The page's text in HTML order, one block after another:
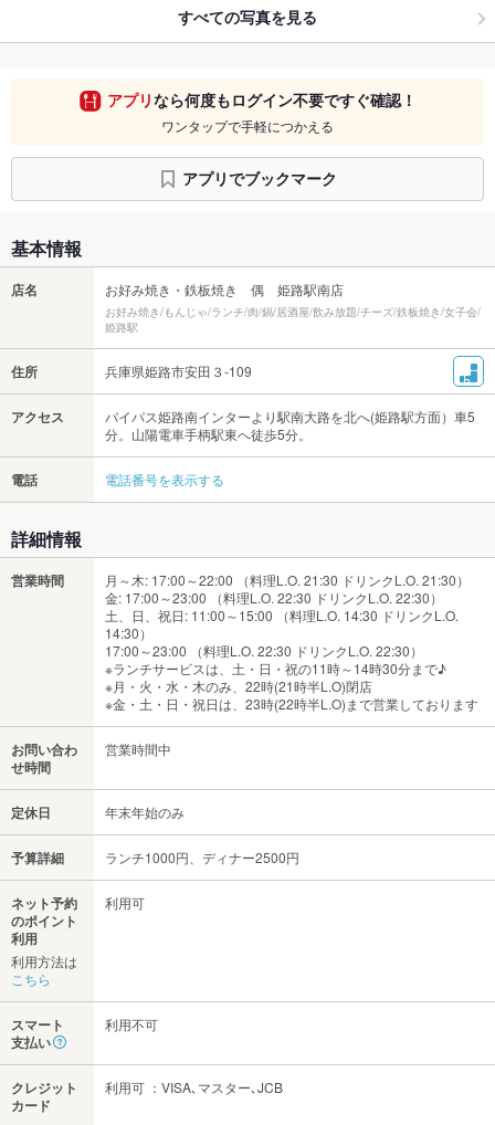
すべての写真を見る
アプリなら何度もログイン不要ですぐ確認！
ワンタップで手軽につかえる
アプリでブックマーク
基本情報
店名 お好み焼き・鉄板焼き 偶 姫路駅南店
お好み焼き/もんじゃ/ランチ/肉/鍋/居酒屋/飲み放題/チーズ/鉄板焼き/女子会/
姫路駅
住所 兵庫県姫路市安田３-109
アクセス
バイパス姫路南インターより駅南大路を北へ(姫路駅方面）車5
分。山陽電車手柄駅東へ徒歩5分。
電話 電話番号を表示する
詳細情報
営業時間
月～木: 17:00～22:00 （料理L.O. 21:30 ドリンクL.O. 21:30）
金: 17:00～23:00 （料理L.O. 22:30 ドリンクL.O. 22:30）
土、日、祝日: 11:00～15:00 （料理L.O. 14:30 ドリンクL.O.
14:30）
17:00～23:00 （料理L.O. 22:30 ドリンクL.O. 22:30）
※ランチサービスは、土・日・祝の11時～14時30分まで♪
※月・火・水・木のみ、22時(21時半L.O)閉店
※金・土・日・祝日は、23時(22時半L.O)まで営業しております
お問い合わ
せ時間
営業時間中
定休日 年末年始のみ
予算詳細 ランチ1000円、ディナー2500円
ネット予約
のポイント
利用
利用方法は
こちら
利用可
スマート
支払い
利用不可
クレジット
カード
利用可 ：VISA､マスター､JCB